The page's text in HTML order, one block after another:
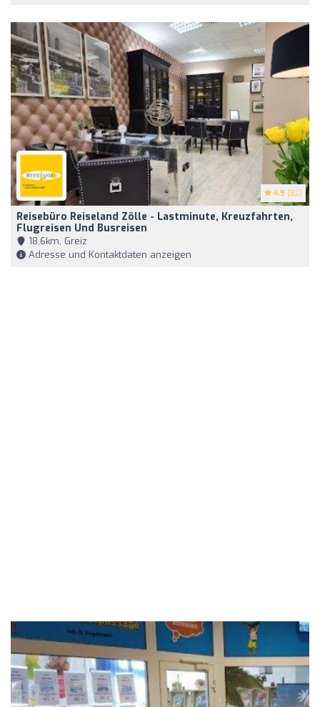
4.9 (82)
Reisebüro Reiseland Zölle - Lastminute, Kreuzfahrten,
Flugreisen Und Busreisen
18,6km, Greiz
Adresse und Kontaktdaten anzeigen